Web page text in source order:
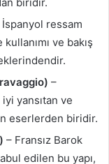
İspanyol ressam
ve bakış
–
yansıtan ve
eserlerden biridir.
– Fransız Barok
edilen bu yapı,